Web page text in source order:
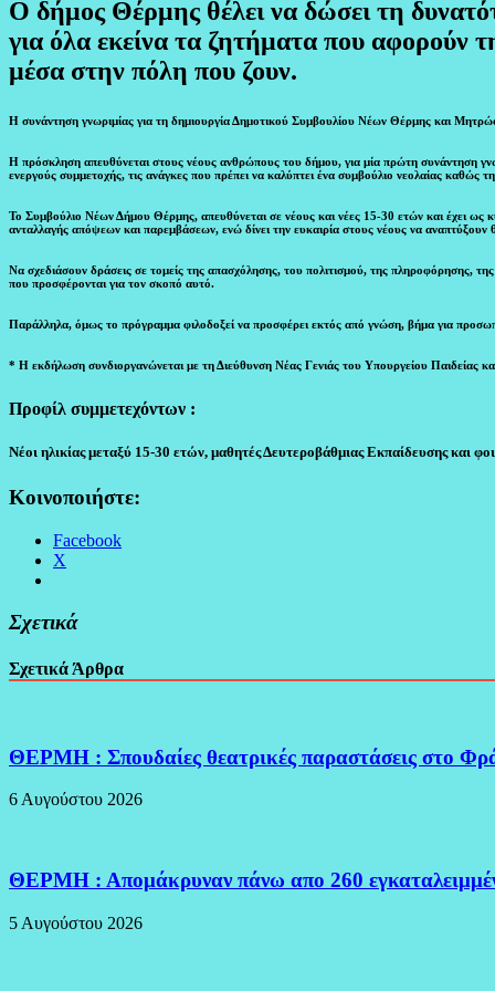
Ο δήμος Θέρμης θέλει να δώσει τη
για όλα εκείνα τα ζητήματα που αφορούν
μέσα στην πόλη που ζουν.
Η συνάντηση γνωριμίας για τη δημιουργία Δημοτικού Συμβουλίου Νέων Θέρμης και
Η πρόσκληση απευθύνεται στους νέους ανθρώπους του δήμου, για μία πρώτη συνάντηση
ενεργούς συμμετοχής, τις ανάγκες που πρέπει να καλύπτει ένα συμβούλιο νεολαίας
Το Συμβούλιο Νέων Δήμου Θέρμης, απευθύνεται σε νέους και νέες 15-30 ετών και έχει ως
ανταλλαγής απόψεων και παρεμβάσεων, ενώ δίνει την ευκαιρία στους νέους να αναπτύξουν
Να σχεδιάσουν δράσεις σε τομείς της απασχόλησης, του πολιτισμού, της πληροφόρησης,
που προσφέρονται για τον σκοπό αυτό.
Παράλληλα, όμως το πρόγραμμα φιλοδοξεί να προσφέρει εκτός από γνώση, βήμα για
* Η εκδήλωση συνδιοργανώνεται με τη Διεύθυνση Νέας Γενιάς του Υπουργείου
Προφίλ συμμετεχόντων :
Νέοι ηλικίας μεταξύ 15-30 ετών, μαθητές Δευτεροβάθμιας Εκπαίδευσης και
Κοινοποιήστε:
Facebook
X
Σχετικά
Σχετικά Άρθρα
ΘΕΡΜΗ : Σπουδαίες θεατρικές παραστάσεις στο
6 Αυγούστου 2026
ΘΕΡΜΗ : Απομάκρυναν πάνω απο 260
5 Αυγούστου 2026